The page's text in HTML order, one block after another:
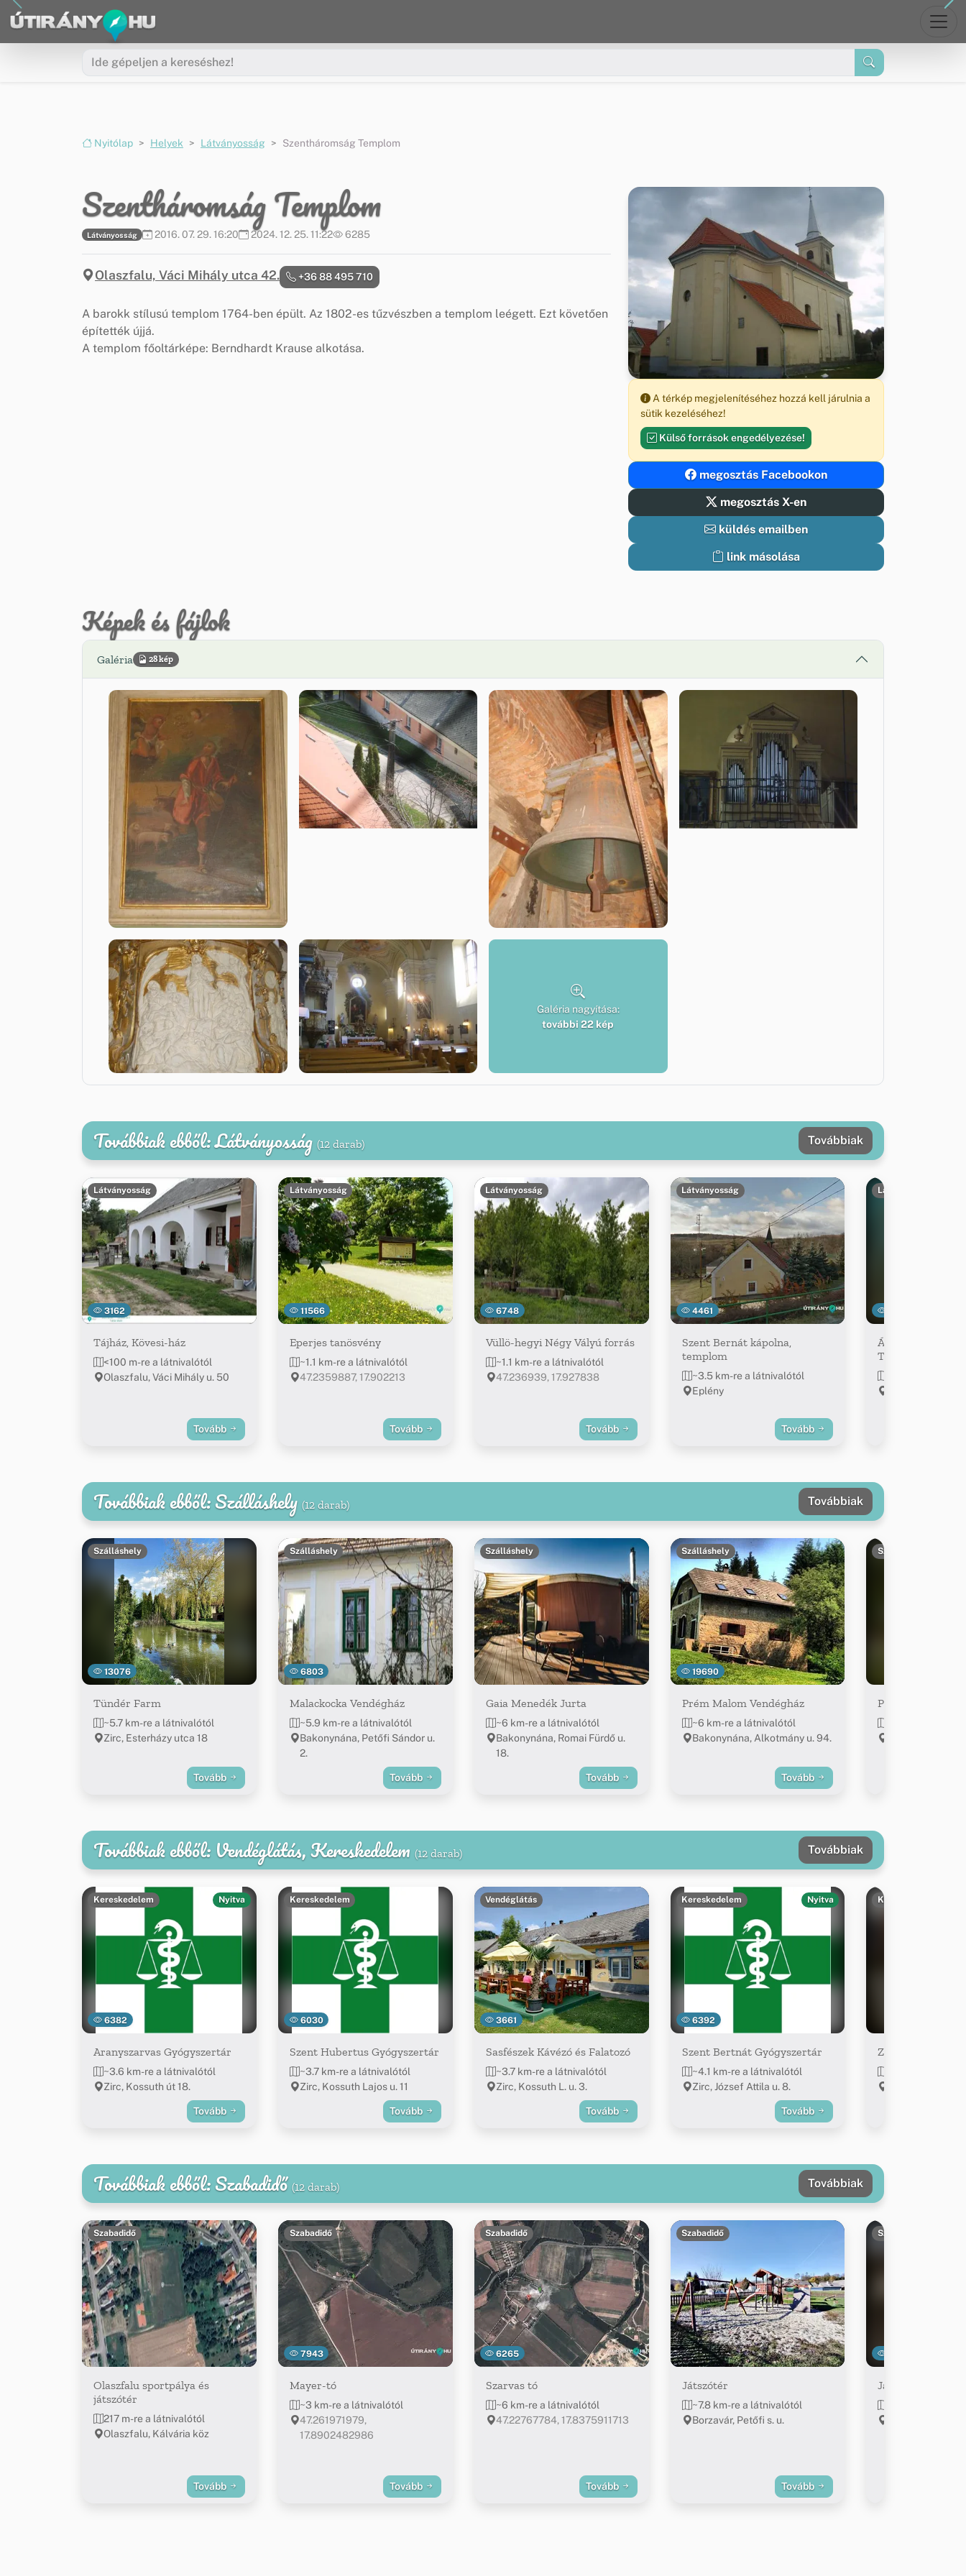
Ugrás a menüre
Ugrás a tartalomra
Nyitólap Helyek Látványosság Szentháromság Templom
Szentháromság Templom
Látványosság 2016. 07. 29. 16:20 2024. 12. 25. 11:22 6285
Olaszfalu, Váci Mihály utca 42. +36 88 495 710
A barokk stílusú templom 1764-ben épült. Az 1802-es tűzvészben a templom leégett. Ezt követően
építették újjá.
A templom főoltárképe: Berndhardt Krause alkotása.
A térkép megjelenítéséhez hozzá kell járulnia a
sütik kezeléséhez!
Külső források engedélyezése!
megosztás Facebookon
megosztás X-en
küldés emailben
link másolása
Képek és fájlok
Galéria 28 kép
Galéria nagyítása:
további 22 kép
Továbbiak ebből: Látványosság (12 darab) Továbbiak
3162
Látványosság
Tájház, Kövesi-ház
<100 m-re a látnivalótól
Olaszfalu, Váci Mihály u. 50
Tovább
11566
Látványosság
Eperjes tanösvény
~1.1 km-re a látnivalótól
47.2359887, 17.902213
Tovább
6748
Látványosság
Vüllö-hegyi Négy Vályú forrás
~1.1 km-re a látnivalótól
47.236939, 17.927838
Tovább
4461
Látványosság
Szent Bernát kápolna,
templom
~3.5 km-re a látnivalótól
Eplény
Tovább
Látványosság
Ámos-hegyi
Tanösvény
Továbbiak ebből: Szálláshely (12 darab) Továbbiak
13076
Szálláshely
Tündér Farm
~5.7 km-re a látnivalótól
Zirc, Esterházy utca 18
Tovább
6803
Szálláshely
Malackocka Vendégház
~5.9 km-re a látnivalótól
Bakonynána, Petőfi Sándor u.
2.
Tovább
Szálláshely
Gaia Menedék Jurta
~6 km-re a látnivalótól
Bakonynána, Romai Fürdő u.
18.
Tovább
19690
Szálláshely
Prém Malom Vendégház
~6 km-re a látnivalótól
Bakonynána, Alkotmány u. 94.
Tovább
Szálláshely
Patak-parti
Továbbiak ebből: Vendéglátás, Kereskedelem (12 darab) Továbbiak
6382
Kereskedelem Nyitva
Aranyszarvas Gyógyszertár
~3.6 km-re a látnivalótól
Zirc, Kossuth út 18.
Tovább
6030
Kereskedelem
Szent Hubertus Gyógyszertár
~3.7 km-re a látnivalótól
Zirc, Kossuth Lajos u. 11
Tovább
3661
Vendéglátás
Sasfészek Kávézó és Falatozó
~3.7 km-re a látnivalótól
Zirc, Kossuth L. u. 3.
Tovább
6392
Kereskedelem Nyitva
Szent Bertnát Gyógyszertár
~4.1 km-re a látnivalótól
Zirc, József Attila u. 8.
Tovább
Kereskedelem
Zirci Termelői
Továbbiak ebből: Szabadidő (12 darab) Továbbiak
Szabadidő
Olaszfalu sportpálya és
játszótér
217 m-re a látnivalótól
Olaszfalu, Kálvária köz
Tovább
7943
Szabadidő
Mayer-tó
~3 km-re a látnivalótól
47.261971979,
17.8902482986
Tovább
6265
Szabadidő
Szarvas tó
~6 km-re a látnivalótól
47.22767784, 17.8375911713
Tovább
Szabadidő
Játszótér
~7.8 km-re a látnivalótól
Borzavár, Petőfi s. u.
Tovább
Szabadidő
Jásd focipálya